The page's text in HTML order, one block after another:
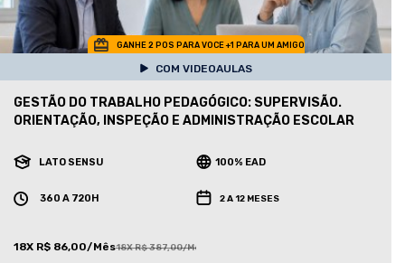
GANHE 2 POS PARA VOCE +1 PARA UM AMIGO
COM VIDEOAULAS
GESTÃO DO TRABALHO PEDAGÓGICO: SUPERVISÃO.
ORIENTAÇÃO, INSPEÇÃO E ADMINISTRAÇÃO ESCOLAR
LATO SENSU 100% EAD
360 A 720H 2 A 12 MESES
18X R$ 86,00/Mês18X R$ 387,00/Mês